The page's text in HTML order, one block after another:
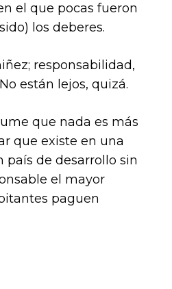
el que pocas fueron
los deberes.
responsabilidad,
están lejos, quizá.
que nada es más
que existe en una
país de desarrollo sin
el mayor
paguen